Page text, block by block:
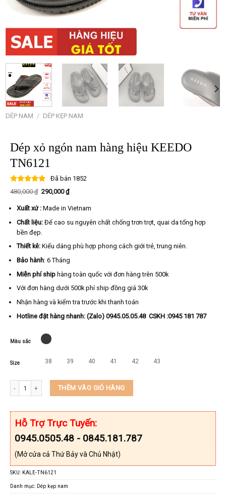
DÉP NAM / DÉP KẸP NAM
Dép xỏ ngón nam hàng hiệu KEEDO
TN6121
Đã bán 1852
480,000₫ Giá
480,000 ₫.
290,000₫Giá
hiện
là:
Xuất xứ :Made in Vietnam
Chất liệu:Đế cao su nguyên chất chống trơn trợt, quai da tổng hợp
bền đẹp.
Thiết kê:Kiểu dáng phù hợp phong cách giới trẻ, trung niên.
Bảo hành: 6 Tháng
Miễn phí shiphàng toàn quốc với đơn hàng trên 500k
Với đơn hàng dưới 500k phí ship đồng giá 30k
Nhận hàng và kiểm tra trước khi thanh toán
Hotline đặt hàng nhanh: (Zalo) 0945.05.05.48 CSKH :0945 181 787
Màu sắc
Size 38 39 40 41 42 43
Dép xỏ ngón nam hàng hiệu KEEDO TN6121 số lượng
THÊM VÀO GIỎ HÀNG
Hỗ Trợ Trực Tuyến:
0945.0505.48 - 0845.181.787
(Mở cửa cả Thứ Bảy và Chủ Nhật)
SKU: KALE-TN6121
Danh mục: Dép kẹp nam